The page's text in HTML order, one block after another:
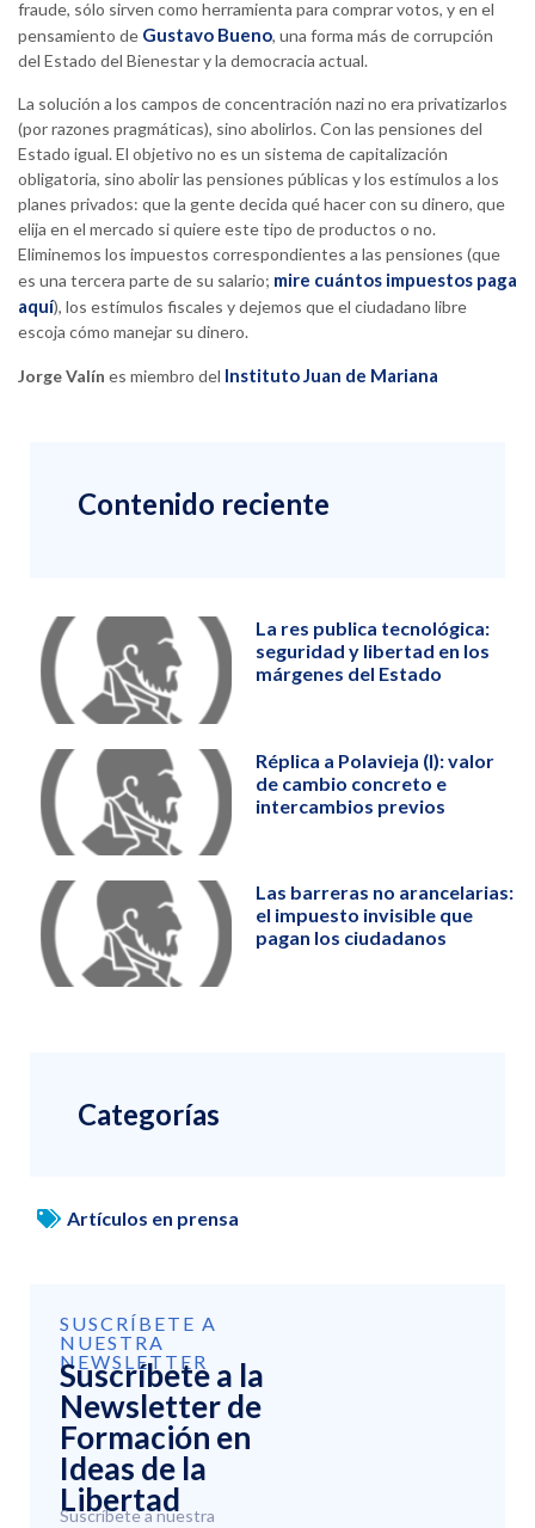
fraude, sólo sirven como herramienta para comprar votos, y en el
pensamiento de Gustavo Bueno, una forma más de corrupción
del Estado del Bienestar y la democracia actual.
La solución a los campos de concentración nazi no era privatizarlos
(por razones pragmáticas), sino abolirlos. Con las pensiones del
Estado igual. El objetivo no es un sistema de capitalización
obligatoria, sino abolir las pensiones públicas y los estímulos a los
planes privados: que la gente decida qué hacer con su dinero, que
elija en el mercado si quiere este tipo de productos o no.
Eliminemos los impuestos correspondientes a las pensiones (que
es una tercera parte de su salario; mire cuántos impuestos paga
aquí), los estímulos fiscales y dejemos que el ciudadano libre
escoja cómo manejar su dinero.
Jorge Valín es miembro del Instituto Juan de Mariana
Contenido reciente
La res publica tecnológica:
seguridad y libertad en los
márgenes del Estado
Réplica a Polavieja (I): valor
de cambio concreto e
intercambios previos
Las barreras no arancelarias:
el impuesto invisible que
pagan los ciudadanos
Categorías
Artículos en prensa
SUSCRÍBETE A
NUESTRA
NEWSLETTER
Suscríbete a la
Newsletter de
Formación en
Ideas de la
Libertad
Suscríbete a nuestra